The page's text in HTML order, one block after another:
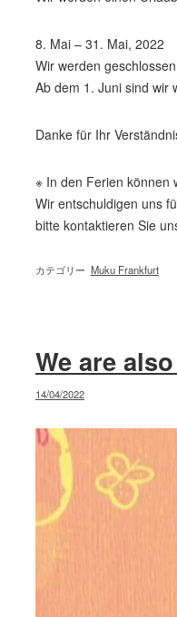
8. Mai – 31. Mai, 2022
Wir werden
Ab dem 1. Juni sind wir
Danke für Ihr
※ In den Ferien können
Wir entschuldigen uns
bitte kontaktieren Sie
カテゴリー Muku Frankfurt
We are
投
日:
14/04/2022